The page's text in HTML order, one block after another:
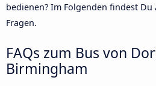
bedienen? Im Folgenden findest
Fragen.
FAQs zum Bus von
Birmingham